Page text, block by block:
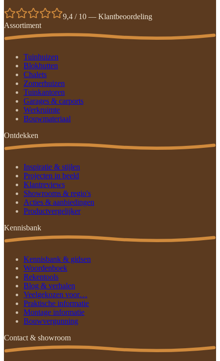
9,4 / 10 — Klantbeoordeling
Assortiment
Tuinhuizen
Blokhutten
Chalets
Zomerhuizen
Tuinkantoren
Garages & carports
Werkruimte
Bouwmateriaal
Ontdekken
Inspiratie & stijlen
Projecten in beeld
Klantreviews
Showrooms & regio's
Acties & aanbiedingen
Productvergelijker
Kennisbank
Kennisbank & gidsen
Woordenboek
Rekentools
Blog & verhalen
Veelgekozen voor…
Praktische informatie
Montage informatie
Bouwvergunning
Contact & showroom